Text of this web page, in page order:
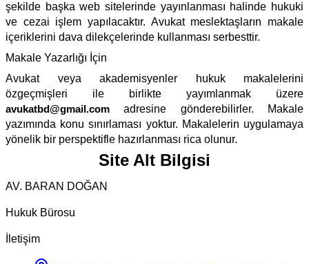
şekilde başka web sitelerinde yayınlanması halinde hukuki
ve cezai işlem yapılacaktır. Avukat meslektaşların makale
içeriklerini dava dilekçelerinde kullanması serbesttir.
Makale Yazarlığı İçin
Avukat veya akademisyenler hukuk makalelerini
özgeçmişleri ile birlikte yayımlanmak üzere
avukatbd@gmail.com adresine gönderebilirler. Makale
yazımında konu sınırlaması yoktur. Makalelerin uygulamaya
yönelik bir perspektifle hazırlanması rica olunur.
Site Alt Bilgisi
AV. BARAN DOĞAN
Hukuk Bürosu
İletişim